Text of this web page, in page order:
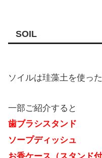
SOIL
ソイルは珪藻土を使っ
一部ご紹介すると
歯ブラシスタンド
ソープディッシュ